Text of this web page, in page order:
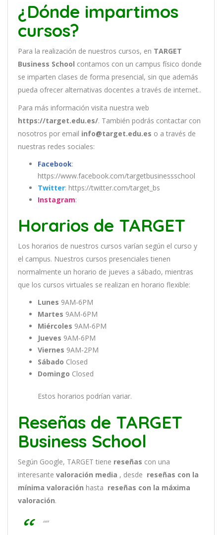
¿Dónde impartimos
cursos?
Para la realización de nuestros cursos, en TARGET
Business School contamos con un campus físico donde
se imparten clases de forma presencial, sin que además
pueda ofrecer alternativas docentes a través de internet..
Para más información visita nuestra web
https://target.edu.es/. También podrás contactar con
nosotros por email info@target.edu.es o a través de
nuestras redes sociales:
Facebook:
https://www.facebook.com/targetbusinessschool
Twitter: https://twitter.com/target_bs
Instagram:
Horarios de TARGET
Los horarios de nuestros cursos varían según el curso y
el campus. Nuestros cursos presenciales tienen
normalmente un horario de jueves a sábado, mientras
que los cursos virtuales se realizan en horario flexible:
Lunes 9AM-6PM
Martes 9AM-6PM
Miércoles 9AM-6PM
Jueves 9AM-6PM
Viernes 9AM-2PM
Sábado Closed
Domingo Closed
Estos horarios podrían variar.
Reseñas de TARGET
Business School
Según Google, TARGET tiene reseñas con una
interesante valoración media , desde reseñas con la
mínima valoración hasta reseñas con la máxima
valoración.
“”